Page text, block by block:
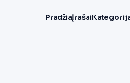
PradžiaĮrašai